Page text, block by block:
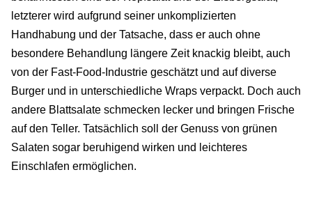
letzterer wird aufgrund seiner unkomplizierten
Handhabung und der Tatsache, dass er auch ohne
besondere Behandlung längere Zeit knackig bleibt, auch
von der Fast-Food-Industrie geschätzt und auf diverse
Burger und in unterschiedliche Wraps verpackt. Doch auch
andere Blattsalate schmecken lecker und bringen Frische
auf den Teller. Tatsächlich soll der Genuss von grünen
Salaten sogar beruhigend wirken und leichteres
Einschlafen ermöglichen.